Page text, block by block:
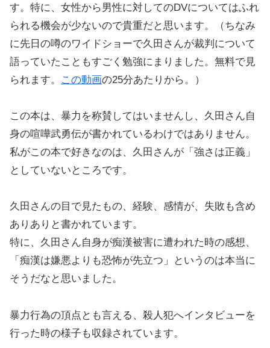
す。特に、女性から男性に対してのDVについてはふれ
られる機会が少ないので貴重だと思います。（ちなみ
に先日の噂のワイドショーで久田さんが裁判について
語っていたこともすごく勉強にまりました。無料で見
られます。
この動画の25分あたりから。）
この本は、暴力を称賛してはいませんし、久田さん自
身の喧嘩武勇伝が書かれているわけではありません。
私がこの本で好きなのは、久田さんが「強さは正義」
としていないところです。
久田さんの目で見たもの、経験、感情が、失敗も含め
ありありと書かれています。
特に、久田さん自身が痴漢被害に遭われた時の感想、
「痴漢は嫌悪よりも恐怖が先立つ」というのは本当に
そうだなと思いました。
暴力行為の頂点とも言える、殺人犯へインタビューを
行った時の様子も収録されています。